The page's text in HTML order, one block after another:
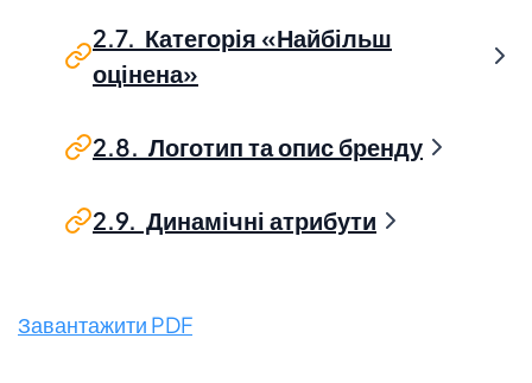
2.7. Категорія «Найбільш
оцінена»
2.8. Логотип та опис бренду
2.9. Динамічні атрибути
Завантажити PDF